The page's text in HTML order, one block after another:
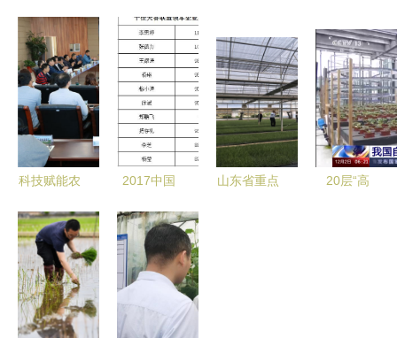
省农业农村
厅十条新举
措赋能贵安
新区统筹发
展“试验田”
业 精细化
种植引领技
术革新
展研究报告
全文发布
重塑农业生
产的技术、
场景、企业
与商业模式
来农耕已经
来临，你准
备好了吗？
科技赋能农
科院协同创
新项目安康
示范区技术
培训会圆满
2017中国
联盟年会在
厦门圆满落
幕 聚焦农
业技术研究
山东省重点
20层“高